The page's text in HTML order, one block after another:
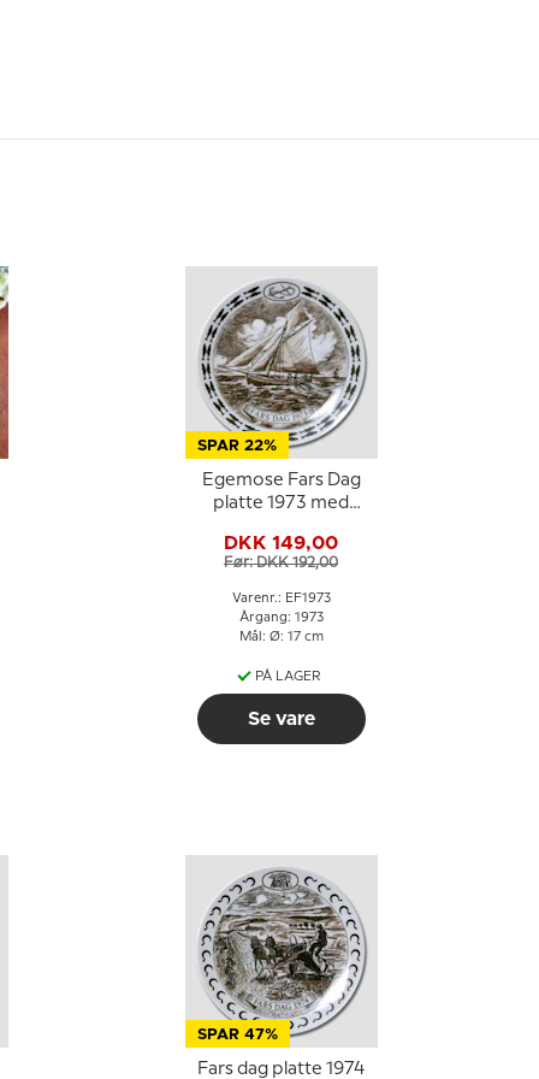
SPAR 22%
Egemose Fars Dag
platte 1973 med
DKK 149,00
Før: DKK 192,00
Varenr.: EF1973
Årgang: 1973
Mål: Ø: 17 cm
PÅ LAGER
Se vare
SPAR 47%
Fars dag platte 1974